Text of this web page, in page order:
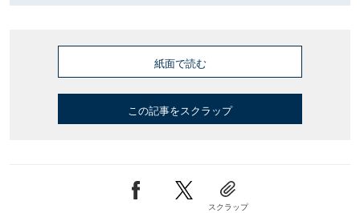
紙面で読む
この記事をスクラップ
スクラップ